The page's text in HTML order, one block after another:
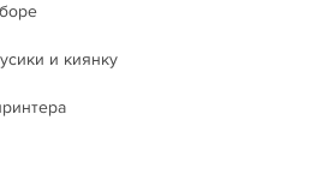
и киянку